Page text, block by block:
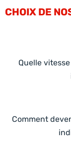
CHOIX DE
Quelle
Comment